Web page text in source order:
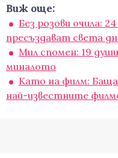
Виж още:
Без розови очила:
пресъздават света
Мил спомен: 19
миналото
Като на филм:
най-известните